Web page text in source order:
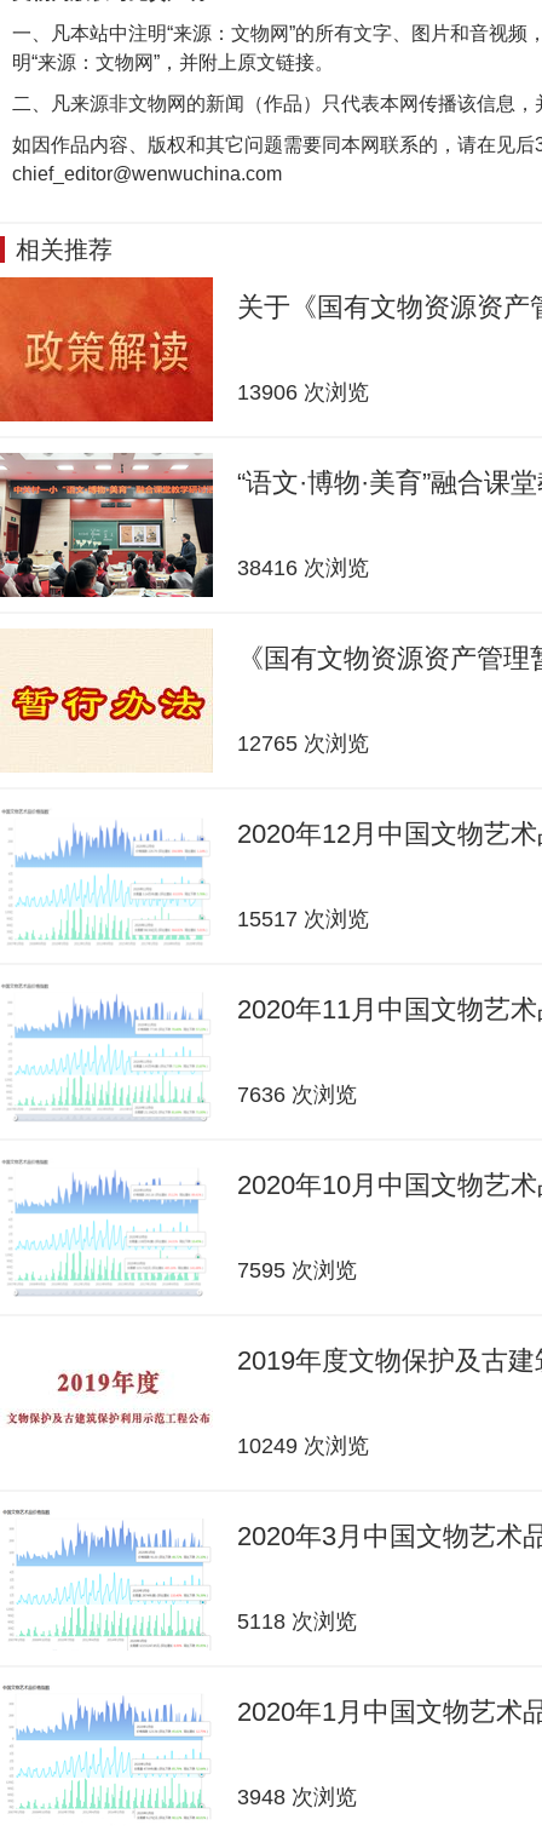
一、凡本站中注明“来源：文物网”的所有文字、图片和音视
明“来源：文物网”，并附上原文链接。
二、凡来源非文物网的新闻（作品）只代表本网传播该信息
如因作品内容、版权和其它问题需要同本网联系的，请在见后
chief_editor@wenwuchina.com
相关推荐
关于《国有文物资源资
13906 次浏览
“语文·博物·美育”融合课
38416 次浏览
《国有文物资源资产管
12765 次浏览
2020年12月中国文物艺
15517 次浏览
2020年11月中国文物艺
7636 次浏览
2020年10月中国文物艺
7595 次浏览
2019年度文物保护及古
10249 次浏览
2020年3月中国文物艺术
5118 次浏览
2020年1月中国文物艺术
3948 次浏览